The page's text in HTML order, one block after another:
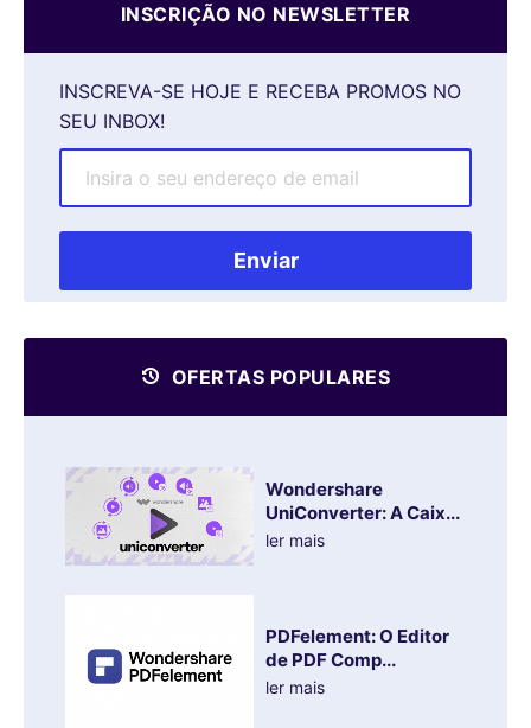
INSCRIÇÃO NO NEWSLETTER
INSCREVA-SE HOJE E RECEBA PROMOS NO
SEU INBOX!
OFERTAS POPULARES
Wondershare
UniConverter: A Caix...
ler mais
PDFelement: O Editor
de PDF Comp...
ler mais